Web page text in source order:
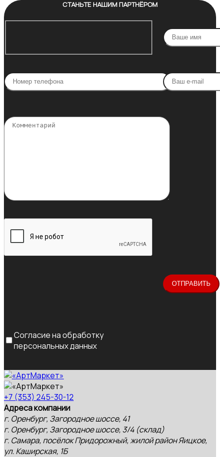
СТАНЬТЕ НАШИМ ПАРТНЁРОМ
Согласие на обработку
персональных данных
+7 (353) 245-30-12
Адреса компании
г. Оренбург, Загородное шоссе, 41
г. Оренбург, Загородное шоссе, 3/4 (склад)
г. Самара, посёлок Придорожный, жилой район Яицкое,
ул. Каширская, 1Б